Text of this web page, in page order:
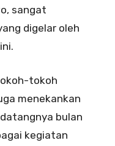
sangat
digelar oleh
tokoh
menekankan
bulan
kegiatan